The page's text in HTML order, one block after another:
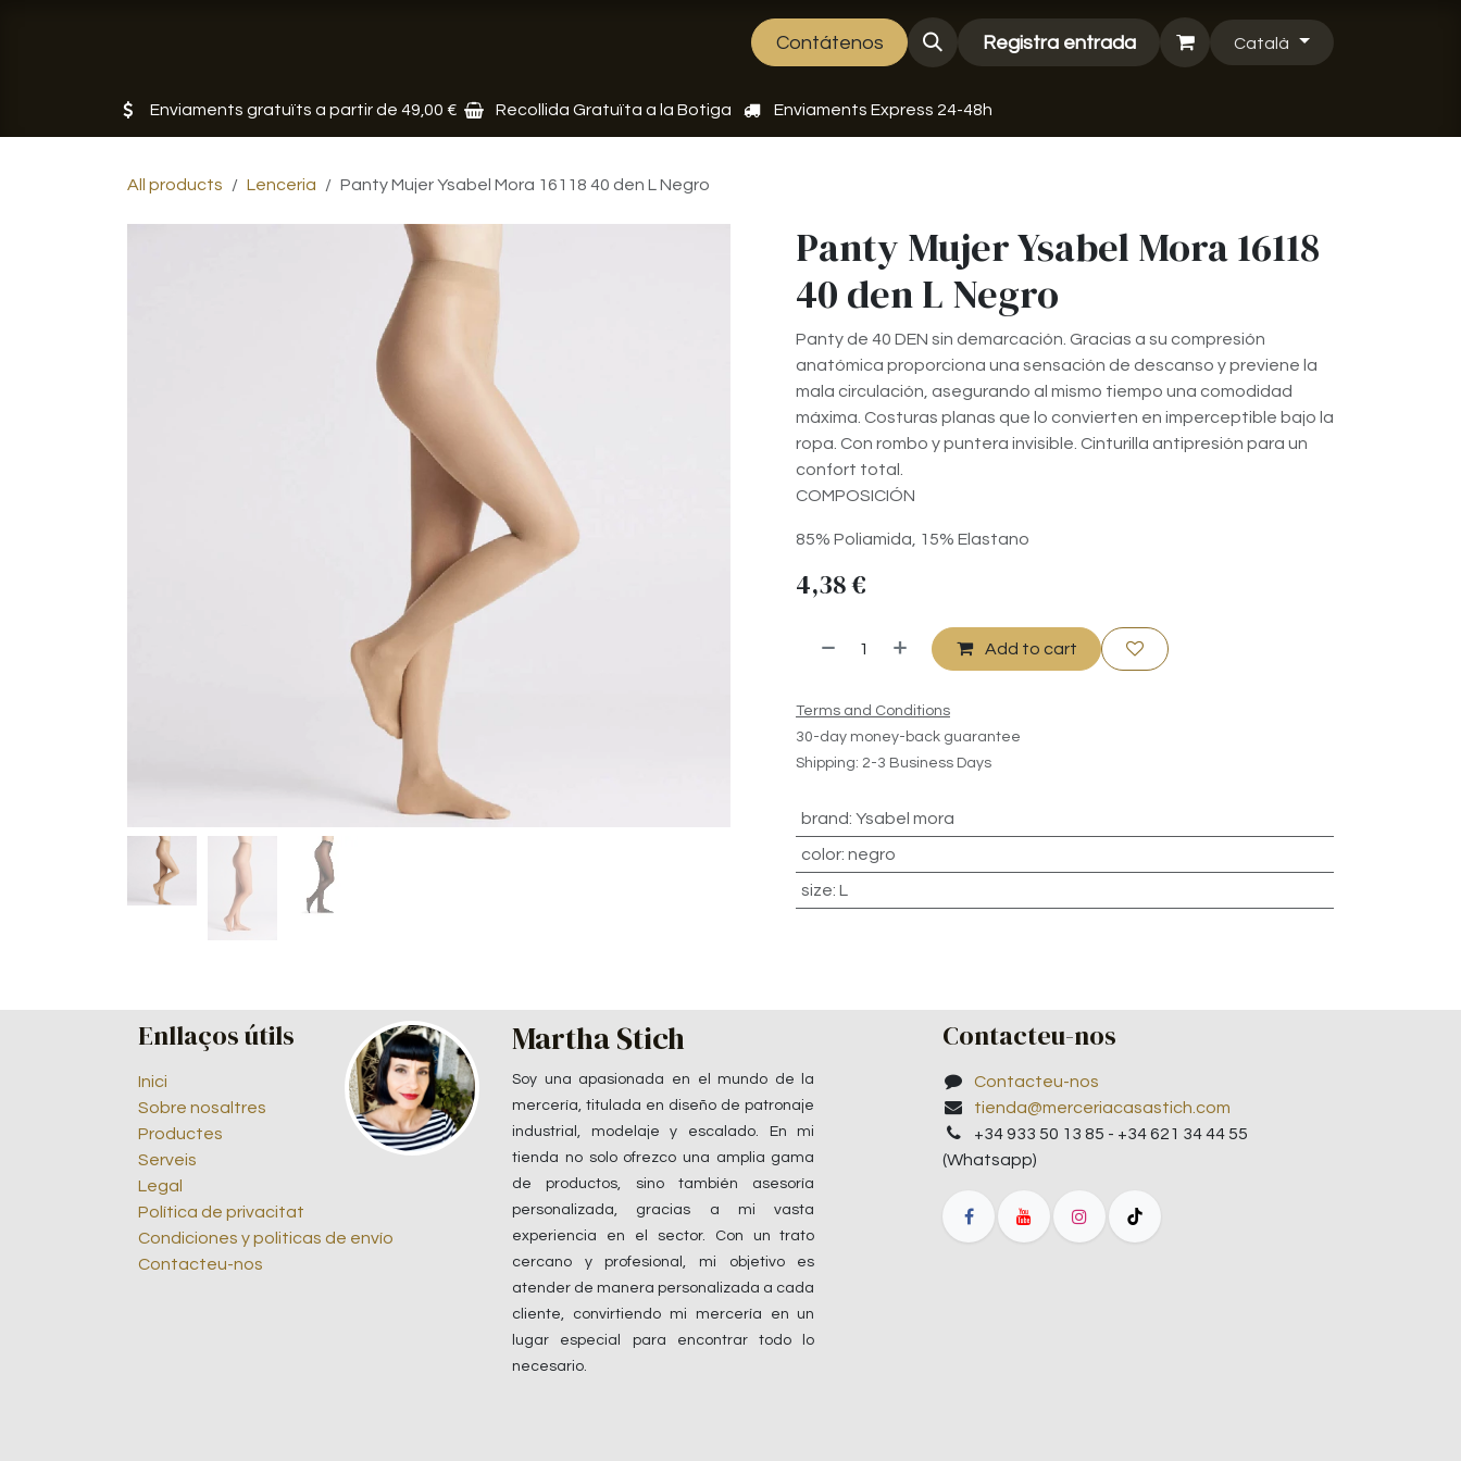
EsdevenimentsContátenos Registra entrada Català
Enviaments gratuïts a partir de 49,00 € Recollida Gratuïta a la Botiga Enviaments Express 24-48h
All products Lenceria Panty Mujer Ysabel Mora 16118 40 den L Negro
Panty Mujer Ysabel Mora 16118
40 den L Negro
Panty de 40 DEN sin demarcación. Gracias a su compresión
anatómica proporciona una sensación de descanso y previene la
mala circulación, asegurando al mismo tiempo una comodidad
máxima. Costuras planas que lo convierten en imperceptible bajo la
ropa. Con rombo y puntera invisible. Cinturilla antipresión para un
confort total.
COMPOSICIÓN
85% Poliamida, 15% Elastano
4,38€
Add to cart
Terms and Conditions
30-day money-back guarantee
Shipping: 2-3 Business Days
brand: Ysabel mora
color: negro
size: L
Enllaços útils
Inici
Sobre nosaltres
Productes
Serveis
Legal
Política de privacitat
Condiciones y politicas de envío
Contacteu-nos
Contacteu-nos
Contacteu-nos
tienda@merceriacasastich.com
+34 933 50 13 85 - +34 621 34 44 55
(Whatsapp)
Martha Stich
Soy una apasionada en el mundo de la
mercería, titulada en diseño de patronaje
industrial, modelaje y escalado. En mi
tienda no solo ofrezco una amplia gama
de productos, sino también asesoría
personalizada, gracias a mi vasta
experiencia en el sector. Con un trato
cercano y profesional, mi objetivo es
atender de manera personalizada a cada
cliente, convirtiendo mi mercería en un
lugar especial para encontrar todo lo
necesario.